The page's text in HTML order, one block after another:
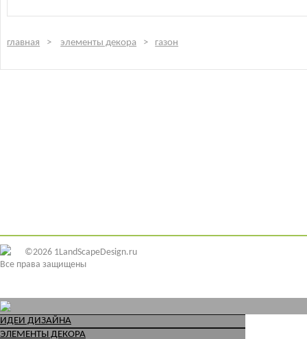
главная элементы декора газон
©2026 1LandScapeDesign.ru
Все права защищены
ИДЕИ ДИЗАЙНА
ЭЛЕМЕНТЫ ДЕКОРА